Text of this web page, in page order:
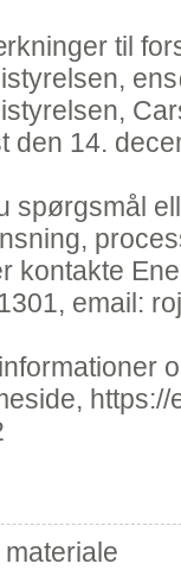
til
den 14.
spørgsmål
kontakte
email: